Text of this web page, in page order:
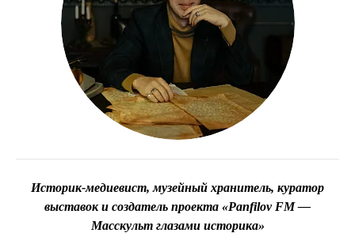
Историк-медиевист, музейный хранитель, куратор
выставок и создатель проекта «Panfilov FM —
Масскульт глазами историка»